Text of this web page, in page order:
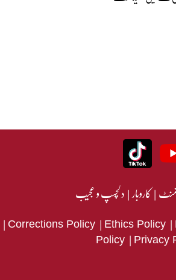
|کاروبار|دلچسپ و عجیب
| Corrections Policy | Ethics Policy |
Policy | Privacy